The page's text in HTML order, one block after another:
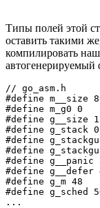
Типы полей этой
оставить такими
компилировать
автогенерируемый
// go_asm.h
#define m__size 8
#define m_g0 0
#define g__size
#define g_stack 0
#define
#define
#define g__panic
#define g__defer
#define g_m 48
#define g_sched
...